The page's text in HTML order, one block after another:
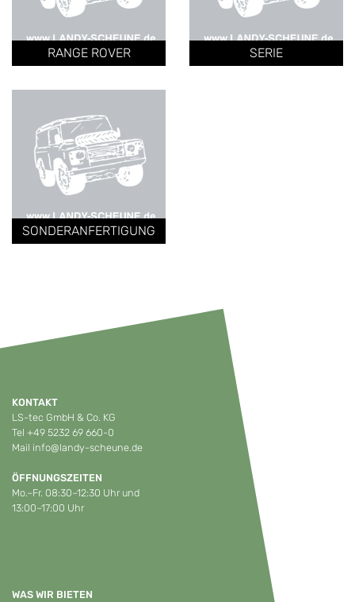
RANGE ROVER SERIE
SONDERANFERTIGUNG
KONTAKT
LS-tec GmbH & Co. KG
Tel +49 5232 69 660-0
Mail info@landy-scheune.de
ÖFFNUNGSZEITEN
Mo.–Fr. 08:30–12:30 Uhr und
13:00–17:00 Uhr
WAS WIR BIETEN